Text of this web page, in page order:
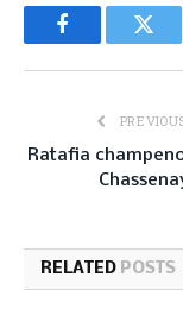
Facebook
Ratafia
RELATED POSTS